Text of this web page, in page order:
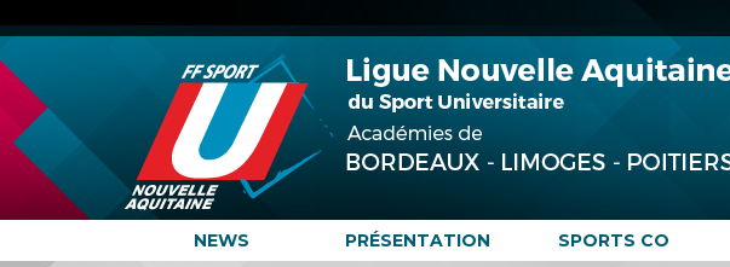
NEWS PRÉSENTATION SPORTS CO